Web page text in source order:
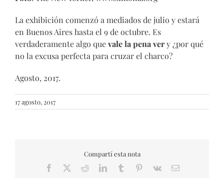
La exhibición comenzó a mediados de julio y estará
en Buenos Aires hasta el 9 de octubre. Es
verdaderamente algo quevale la pena very ¿por qué
no la excusa perfecta para cruzar el charco?
Agosto, 2017.
17 agosto, 2017
Compartí esta nota
Facebook RedditLinkedInTumblr Pinterest
Vk Email